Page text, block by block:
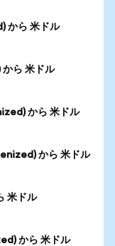
から 米ドル
ら 米ドル
から 米ドル
から 米ドル
米ドル
から 米ドル